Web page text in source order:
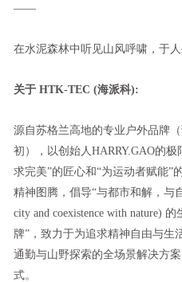
——
在水泥森林中听见山风呼啸，于
关于 HTK-TEC (海派科):
源自苏格兰高地的专业户外品牌
初），以创始人HARRY.GAO的
求完美”的匠心和“为运动者赋能”
精神图腾，倡导“与都市和解，与
city and coexistence with nature)
牌”，致力于为追求精神自由与生
通勤与山野探索的全场景解决方
式。